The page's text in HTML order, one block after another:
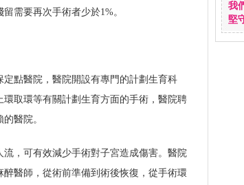
需要再次手術者少於1%。
點醫院，醫院開設有專門的計劃生育科
取環等有關計劃生育方面的手術，醫院聘
醫院。
，可有效減少手術對子宮造成傷害。醫院
醫師，從術前準備到術後恢復，從手術環
我
堅